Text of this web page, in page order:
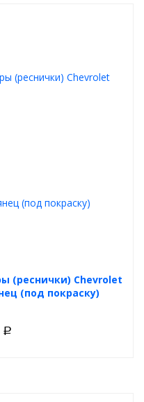
(реснички) Chevrolet
(под покраску)
Р